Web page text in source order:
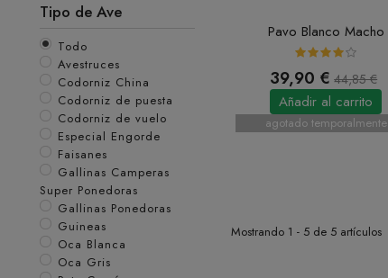
Tipo de Ave
Todo
Avestruces
Codorniz China
Codorniz de puesta
Codorniz de vuelo
Especial Engorde
Faisanes
Gallinas Camperas
Super Ponedoras
Gallinas Ponedoras
Guineas
Oca Blanca
Oca Gris
Pavo Blanco Macho
39,90 € 44,85 €
Añadir al carrito
agotado temporalmente
Mostrando 1 - 5 de 5 artículos